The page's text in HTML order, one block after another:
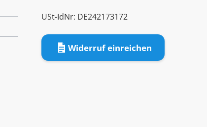
USt-IdNr: DE242173172
Widerruf einreichen